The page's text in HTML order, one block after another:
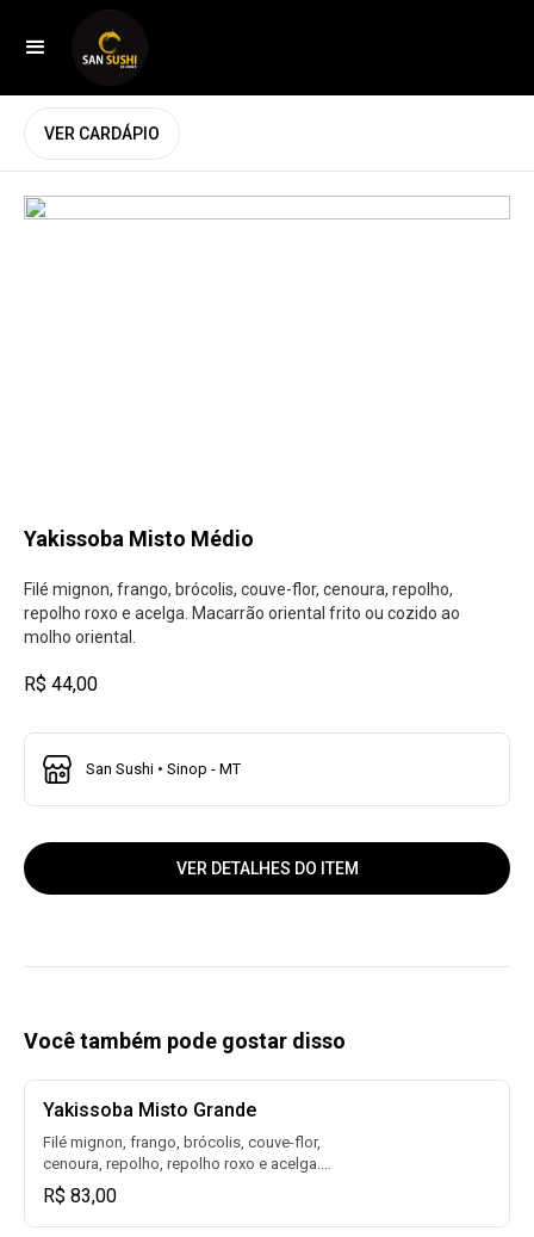
VER CARDÁPIO
Yakissoba Misto Médio
Filé mignon, frango, brócolis, couve-flor, cenoura, repolho,
repolho roxo e acelga. Macarrão oriental frito ou cozido ao
molho oriental.
R$ 44,00
San Sushi • Sinop - MT
VER DETALHES DO ITEM
Você também pode gostar disso
Yakissoba Misto Grande
Filé mignon, frango, brócolis, couve-flor,
cenoura, repolho, repolho roxo e acelga.
Macarrão oriental frito ou cozido ao molho
oriental.
R$ 83,00